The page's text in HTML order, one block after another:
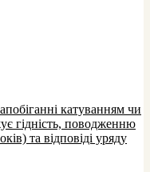
катуванням чи
гідність, поводженню
та відповіді уряду